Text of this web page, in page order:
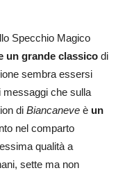
Specchio Magico
un grande classico di
sembra essersi
messaggi che sulla
di Biancaneve è un
nel comparto
qualità a
sette ma non